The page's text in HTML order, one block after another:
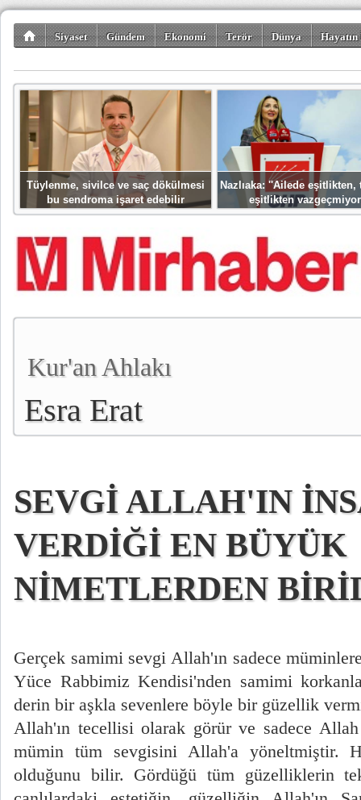
Siyaset Gündem Ekonomi Terör Dünya
Tüylenme, sivilce ve saç dökülmesi
bu sendroma işaret edebilir
Nazlıaka: ''Ailede eşitlikten,
eşitlikten
Kur'an Ahlakı
Esra Erat
SEVGİ ALLAH'IN
VERDİĞİ EN BÜYÜK
NİMETLERDEN
Gerçek samimi sevgi Allah'ın sadece
Yüce Rabbimiz Kendisi'nden samimi
derin bir aşkla sevenlere böyle bir güzellik
Allah'ın tecellisi olarak görür ve sadece
mümin tüm sevgisini Allah'a yöneltmiştir.
olduğunu bilir. Gördüğü tüm güzelliklerin